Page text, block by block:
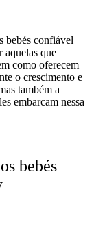
bebés confiável
aquelas que
como oferecem
o crescimento e
também a
embarcam nessa
bebés